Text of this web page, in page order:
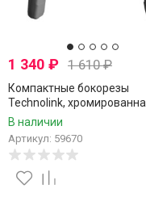
1 340 ₽ 1 610₽
Компактные бокорезы
Technolink,
сталь, никелевое
В наличии
Артикул: 59670